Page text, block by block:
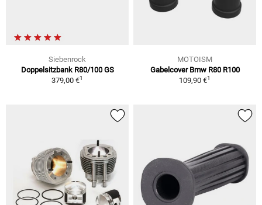
Siebenrock
Doppelsitzbank R80/100 GS
379,00 €1
MOTOISM
Gabelcover Bmw R80 R100
109,90 €1